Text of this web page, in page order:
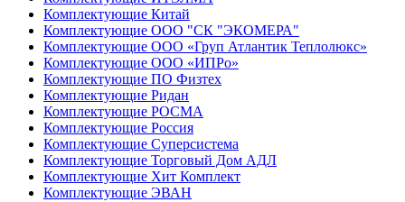
Комплектующие Китай
Комплектующие ООО "СК "ЭКОМЕРА"
Комплектующие ООО «Груп Атлантик Теплолюкс»
Комплектующие ООО «ИПРо»
Комплектующие ПО Физтех
Комплектующие Ридан
Комплектующие РОСМА
Комплектующие Россия
Комплектующие Суперсистема
Комплектующие Торговый Дом АДЛ
Комплектующие Хит Комплект
Комплектующие ЭВАН